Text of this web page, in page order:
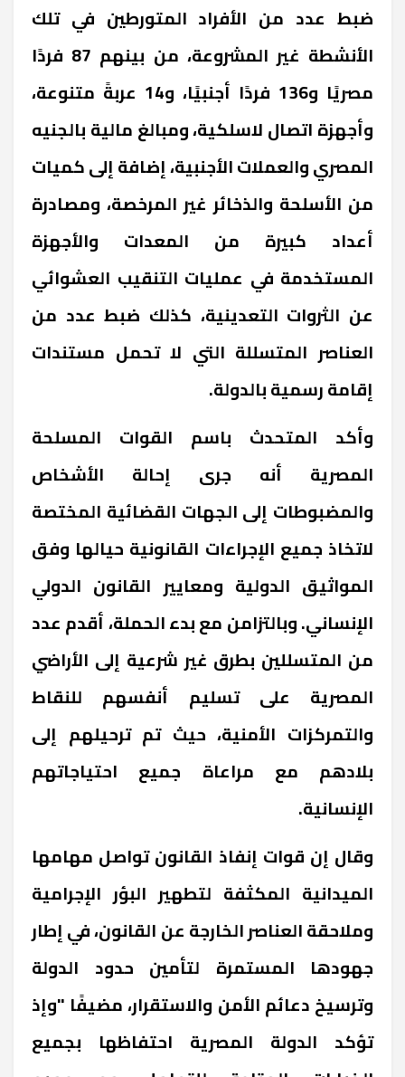
ضبط عدد من الأفراد المتورطين في تلك
الأنشطة غير المشروعة، من بينهم 87 فردًا
مصريًا و136 فردًا أجنبيًا، و14 عربةً متنوعة،
وأجهزة اتصال لاسلكية، ومبالغ مالية بالجنيه
المصري والعملات الأجنبية، إضافة إلى كميات
من الأسلحة والذخائر غير المرخصة، ومصادرة
أعداد كبيرة من المعدات والأجهزة
المستخدمة في عمليات التنقيب العشوائي
عن الثروات التعدينية، كذلك ضبط عدد من
العناصر المتسللة التي لا تحمل مستندات
إقامة رسمية بالدولة.
وأكد المتحدث باسم القوات المسلحة
المصرية أنه جرى إحالة الأشخاص
والمضبوطات إلى الجهات القضائية المختصة
لاتخاذ جميع الإجراءات القانونية حيالها وفق
المواثيق الدولية ومعايير القانون الدولي
الإنساني. وبالتزامن مع بدء الحملة، أقدم عدد
من المتسللين بطرق غير شرعية إلى الأراضي
المصرية على تسليم أنفسهم للنقاط
والتمركزات الأمنية، حيث تم ترحيلهم إلى
بلادهم مع مراعاة جميع احتياجاتهم
الإنسانية.
وقال إن قوات إنفاذ القانون تواصل مهامها
الميدانية المكثفة لتطهير البؤر الإجرامية
وملاحقة العناصر الخارجة عن القانون، في إطار
جهودها المستمرة لتأمين حدود الدولة
وترسيخ دعائم الأمن والاستقرار، مضيفًا "وإذ
تؤكد الدولة المصرية احتفاظها بجميع